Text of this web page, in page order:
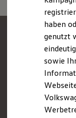
ID.
Marke und
R-
R
Driving
haben
genutzt
sowie